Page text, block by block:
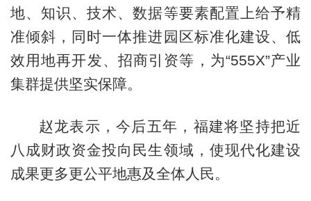
地、知识、技术、数据等要素配置上给予精
准倾斜，同时一体推进园区标准化建设、低
效用地再开发、招商引资等，为“555X”产业
集群提供坚实保障。
赵龙表示，今后五年，福建将坚持把近
八成财政资金投向民生领域，使现代化建设
成果更多更公平地惠及全体人民。